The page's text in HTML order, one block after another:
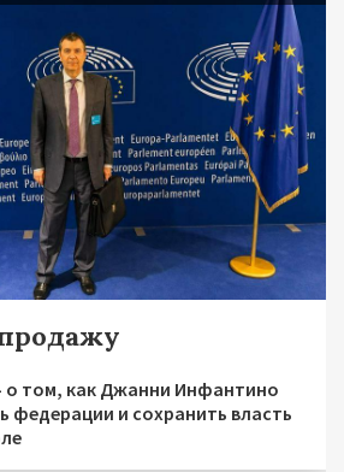
том, как Джанни Инфантино
федерации и сохранить власть